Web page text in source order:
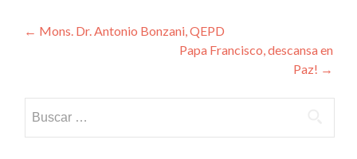
Navegación
entradas
← Mons. Dr. Antonio Bonzani, QEPD
Papa Francisco, descansa en
Paz! →